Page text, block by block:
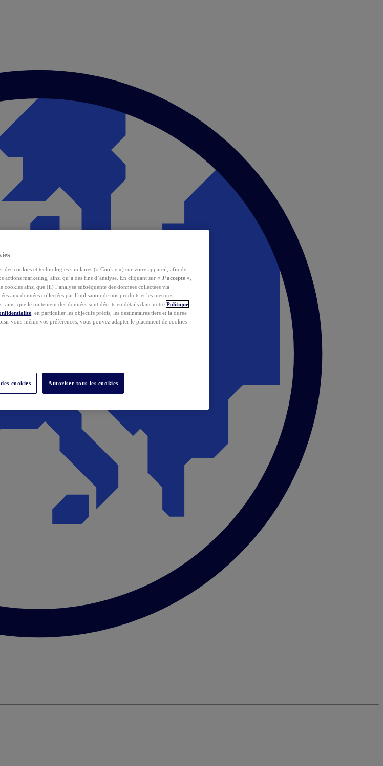
des cookies et technologies similaires (« Cookie ») sur votre appareil, afin de
actions marketing, ainsi qu’à des fins d’analyse. En cliquant sur « J’accepte »
ainsi que (ii) l’analyse subséquente des données collectées via
aux données collectées par l’utilisation de nos produits et les mesures
ainsi que le traitement des données sont décrits en détails dans notre Politique
, en particulier les objectifs précis, les destinataires tiers et la durée
vous-même vos préférences, vous pouvez adapter le placement de cookies
cookies Autoriser tous les cookies